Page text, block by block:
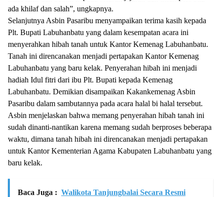
ada khilaf dan salah”, ungkapnya.
Selanjutnya Asbin Pasaribu menyampaikan terima kasih kepada
Plt. Bupati Labuhanbatu yang dalam kesempatan acara ini
menyerahkan hibah tanah untuk Kantor Kemenag Labuhanbatu.
Tanah ini direncanakan menjadi pertapakan Kantor Kemenag
Labuhanbatu yang baru kelak. Penyerahan hibah ini menjadi
hadiah Idul fitri dari ibu Plt. Bupati kepada Kemenag
Labuhanbatu. Demikian disampaikan Kakankemenag Asbin
Pasaribu dalam sambutannya pada acara halal bi halal tersebut.
Asbin menjelaskan bahwa memang penyerahan hibah tanah ini
sudah dinanti-nantikan karena memang sudah berproses beberapa
waktu, dimana tanah hibah ini direncanakan menjadi pertapakan
untuk Kantor Kementerian Agama Kabupaten Labuhanbatu yang
baru kelak.
Baca Juga : Walikota Tanjungbalai Secara Resmi